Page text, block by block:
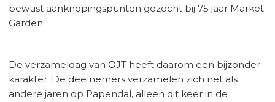
bewust aanknopingspunten gezocht bij 75 jaar Market
Garden.
De verzameldag van OJT heeft daarom een bijzonder
karakter. De deelnemers verzamelen zich net als
andere jaren op Papendal, alleen dit keer in de